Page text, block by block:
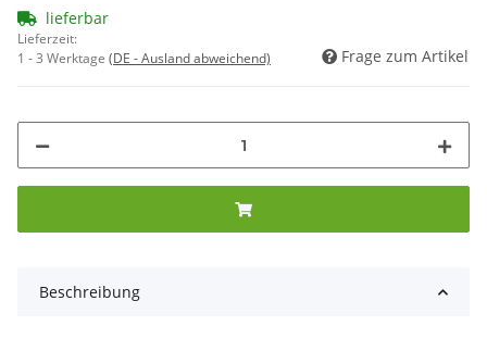
lieferbar
Lieferzeit:
1 - 3 Werktage (DE - Ausland abweichend) Frage zum Artikel
Beschreibung